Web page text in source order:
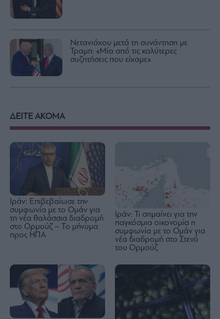
Νετανιάχου μετά τη συνάντηση με
Τραμπ: «Μία από τις καλύτερες
συζητήσεις που είχαμε»
ΔΕΙΤΕ ΑΚΟΜΑ
Ιράν: Επιβεβαίωσε την
συμφωνία με το Ομάν για
τη νέα θαλάσσια διαδρομή
στο Ορμούζ – Το μήνυμα
προς ΗΠΑ
Ιράν: Τι σημαίνει για την
παγκόσμια οικονομία η
συμφωνία με το Ομάν για
νέα διαδρομή στο Στενό
του Ορμούζ